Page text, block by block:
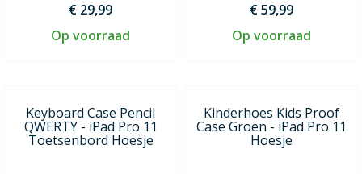
€ 29,99
Op voorraad
€ 59,99
Op voorraad
Keyboard Case Pencil
QWERTY - iPad Pro 11
Toetsenbord Hoesje
Kinderhoes Kids Proof
Case Groen - iPad Pro 11
Hoesje